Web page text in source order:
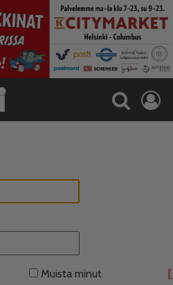
Muista minut